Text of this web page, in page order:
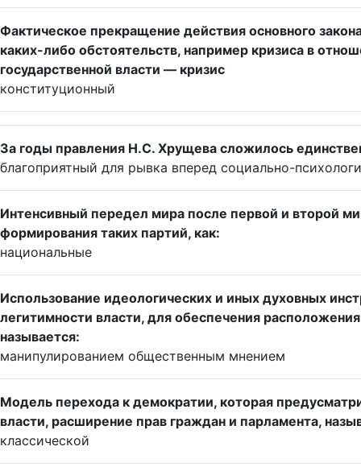
Фактическое прекращение действия основного
каких-либо обстоятельств, например кризиса в
государственной власти — кризис
конституционный
За годы правления Н.С. Хрущева сложилось
благоприятный для рывка вперед социально-
Интенсивный передел мира после первой и второй
формирования таких партий, как:
национальные
Использование идеологических и иных духовных
легитимности власти, для обеспечения
называется:
манипулированием общественным мнением
Модель перехода к демократии, которая
власти, расширение прав граждан и парламента,
классической